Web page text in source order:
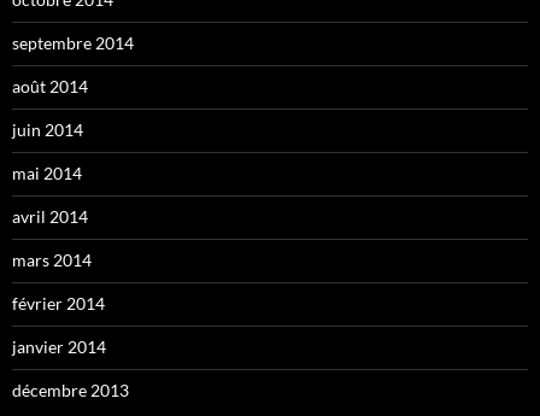
septembre 2014
août 2014
juin 2014
mai 2014
avril 2014
mars 2014
février 2014
janvier 2014
décembre 2013